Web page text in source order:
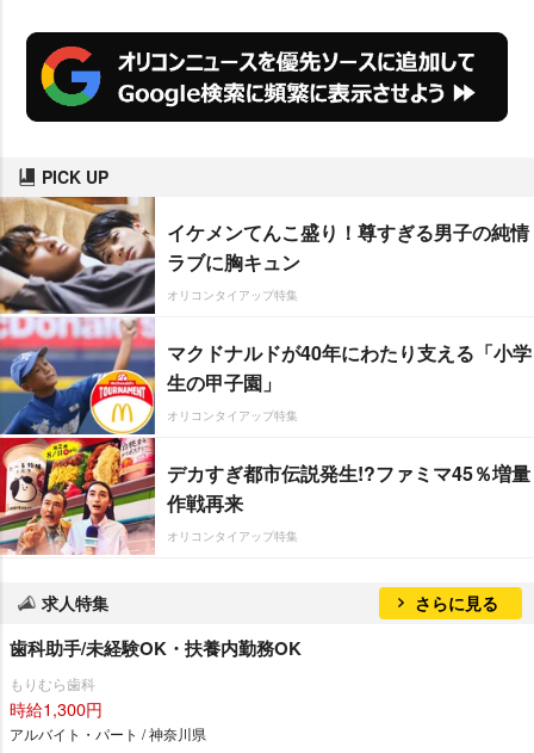
PICK UP
イケメンてんこ盛り！尊すぎる男子の純情
ラブに胸キュン
オリコンタイアップ特集
マクドナルドが40年にわたり支える「小学
生の甲子園」
オリコンタイアップ特集
デカすぎ都市伝説発生!?ファミマ45％増量
作戦再来
オリコンタイアップ特集
求人特集 さらに見る
歯科助手/未経験OK・扶養内勤務OK
もりむら歯科
時給1,300円
アルバイト・パート / 神奈川県